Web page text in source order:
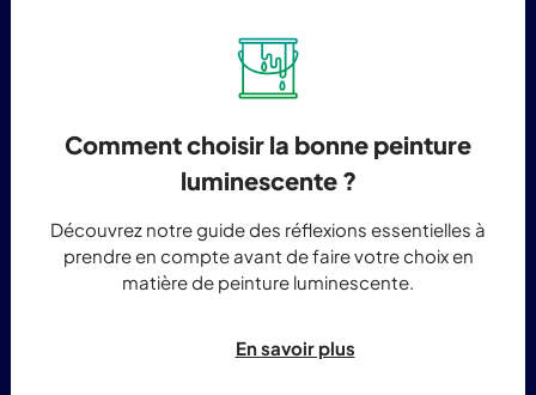
Comment choisir la bonne peinture
luminescente ?
Découvrez notre guide des réflexions essentielles à
prendre en compte avant de faire votre choix en
matière de peinture luminescente.
En savoir plus